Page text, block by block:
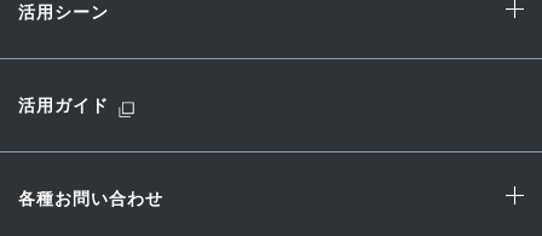
活用シーン
活用ガイド
各種お問い合わせ